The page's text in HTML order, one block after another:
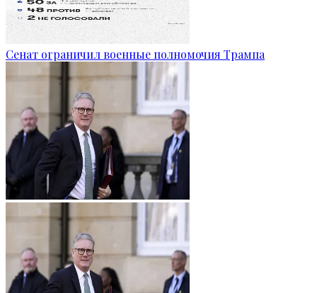
Сенат ограничил военные полномочия Трампа